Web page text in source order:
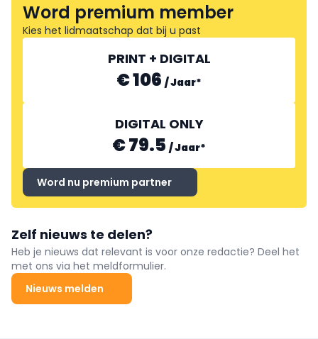
Word premium member
Kies het lidmaatschap dat bij u past
PRINT + DIGITAL
€ 106 /Jaar*
DIGITAL ONLY
€ 79.5 /Jaar*
Word nu premium partner
Zelf nieuws te delen?
Heb je nieuws dat relevant is voor onze redactie? Deel het
met ons via het meldformulier.
Nieuws melden